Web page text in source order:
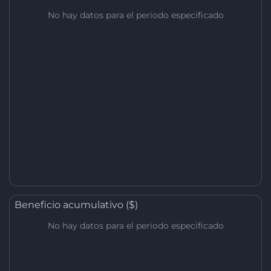
No hay datos para el periodo especificado
Beneficio acumulativo ($)
No hay datos para el periodo especificado